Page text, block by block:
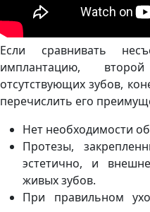
Если сравнивать
имплантацию,
отсутствующих зубов,
перечислить его
Нет необходимости
Протезы,
эстетично, и
живых зубов.
При правильном